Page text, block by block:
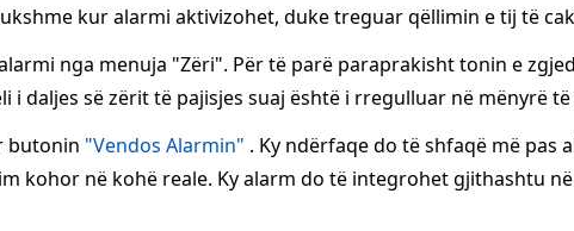
kur alarmi aktivizohet, duke treguar qëllimin e tij të
nga menuja "Zëri". Për të parë paraprakisht tonin e
i daljes së zërit të pajisjes suaj është i rregulluar në mënyrë të
butonin "Vendos Alarmin" . Ky ndërfaqe do të shfaqë më pas
kohor në kohë reale. Ky alarm do të integrohet gjithashtu